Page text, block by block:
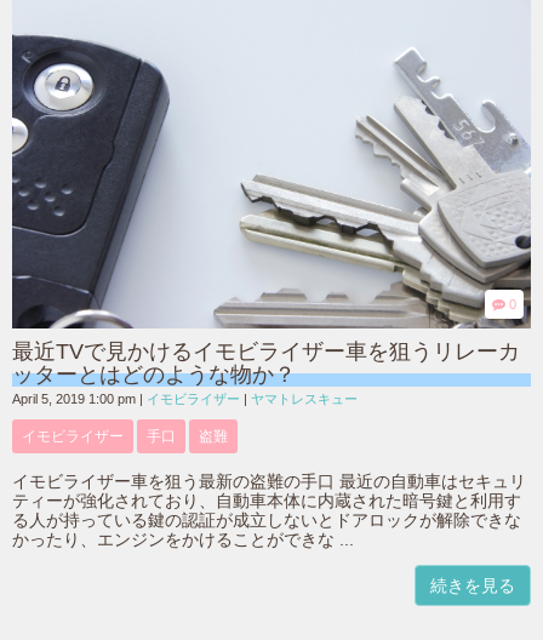
0
最近TVで見かけるイモビライザー車を狙うリレーカ
ッターとはどのような物か？
April 5, 2019 1:00 pm | イモビライザー | ヤマトレスキュー
イモビライザー 手口 盗難
イモビライザー車を狙う最新の盗難の手口 最近の自動車はセキュリ
ティーが強化されており、自動車本体に内蔵された暗号鍵と利用す
る人が持っている鍵の認証が成立しないとドアロックが解除できな
かったり、エンジンをかけることができな ...
続きを見る